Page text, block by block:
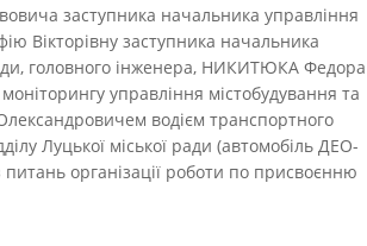
заступника начальника управління
Вікторівну заступника начальника
головного інженера, НИКИТЮКА Федора
управління містобудування та
водієм транспортного
Луцької міської ради (автомобіль ДЕО-
організації роботи по присвоєнню